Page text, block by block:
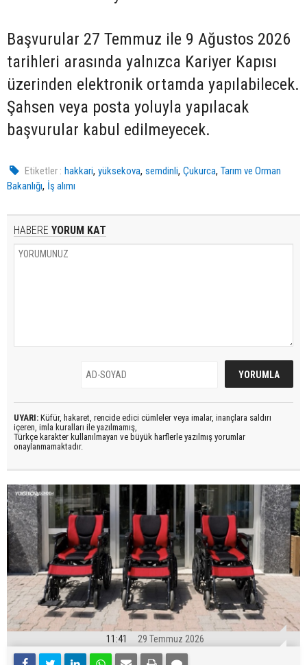
Başvurular 27 Temmuz ile 9 Ağustos 2026
tarihleri arasında yalnızca Kariyer Kapısı
üzerinden elektronik ortamda yapılabilecek.
Şahsen veya posta yoluyla yapılacak
başvurular kabul edilmeyecek.
Etiketler : hakkari,yüksekova,semdinli,Çukurca,Tarım ve Orman
Bakanlığı, İş alımı
HABERE YORUM KAT
UYARI: Küfür, hakaret, rencide edici cümleler veya imalar, inançlara saldırı
içeren, imla kuralları ile yazılmamış,
Türkçe karakter kullanılmayan ve büyük harflerle yazılmış yorumlar
onaylanmamaktadır.
11:41 29 Temmuz 2026